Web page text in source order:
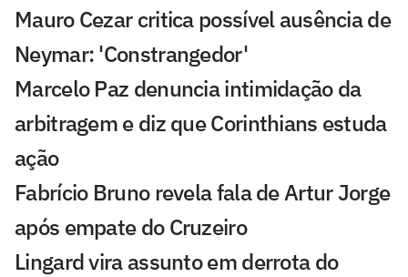
Mauro Cezar critica possível ausência de
Neymar: 'Constrangedor'
Marcelo Paz denuncia intimidação da
arbitragem e diz que Corinthians estuda
ação
Fabrício Bruno revela fala de Artur Jorge
após empate do Cruzeiro
Lingard vira assunto em derrota do